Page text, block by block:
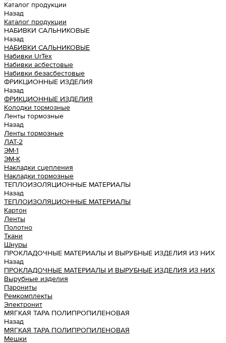
Каталог продукции
Назад
Каталог продукции
НАБИВКИ САЛЬНИКОВЫЕ
Назад
НАБИВКИ САЛЬНИКОВЫЕ
Набивки UrTex
Набивки асбестовые
Набивки безасбестовые
ФРИКЦИОННЫЕ ИЗДЕЛИЯ
Назад
ФРИКЦИОННЫЕ ИЗДЕЛИЯ
Колодки тормозные
Ленты тормозные
Назад
Ленты тормозные
ЛАТ-2
ЭМ-1
ЭМ-К
Накладки сцепления
Накладки тормозные
ТЕПЛОИЗОЛЯЦИОННЫЕ МАТЕРИАЛЫ
Назад
ТЕПЛОИЗОЛЯЦИОННЫЕ МАТЕРИАЛЫ
Картон
Ленты
Полотно
Ткани
Шнуры
ПРОКЛАДОЧНЫЕ МАТЕРИАЛЫ И ВЫРУБНЫЕ ИЗДЕЛИЯ ИЗ НИХ
Назад
ПРОКЛАДОЧНЫЕ МАТЕРИАЛЫ И ВЫРУБНЫЕ ИЗДЕЛИЯ ИЗ НИХ
Вырубные изделия
Парониты
Ремкомплекты
Электронит
МЯГКАЯ ТАРА ПОЛИПРОПИЛЕНОВАЯ
Назад
МЯГКАЯ ТАРА ПОЛИПРОПИЛЕНОВАЯ
Мешки